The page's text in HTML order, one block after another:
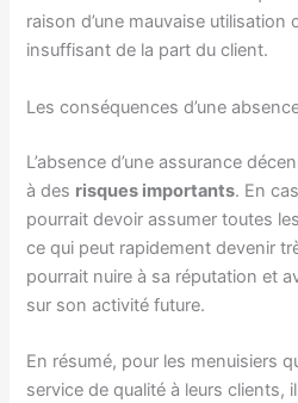
raison d’une mauvaise utilisation
insuffisant de la part du client.
Les conséquences d’une
L’absence d’une assurance
à des risques importants. En
pourrait devoir assumer toutes
ce qui peut rapidement devenir
pourrait nuire à sa réputation et
sur son activité future.
En résumé, pour les menuisiers
service de qualité à leurs clients,